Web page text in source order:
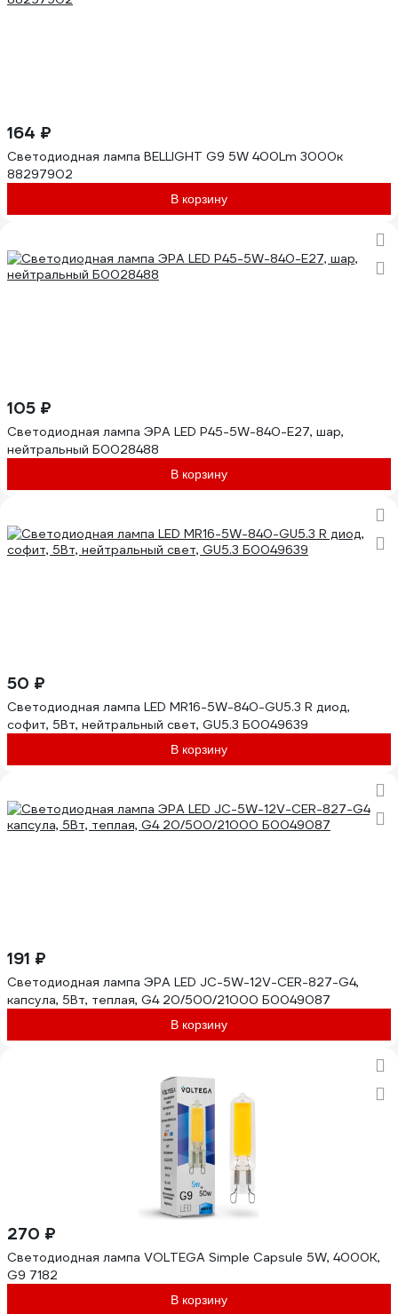
164 ₽
Светодиодная лампа BELLIGHT G9 5W 400Lm 3000к
88297902
В корзину
105 ₽
Светодиодная лампа ЭРА LED P45-5W-840-E27, шар,
нейтральный Б0028488
В корзину
50 ₽
Светодиодная лампа LED MR16-5W-840-GU5.3 R диод,
софит, 5Вт, нейтральный свет, GU5.3 Б0049639
В корзину
191 ₽
Светодиодная лампа ЭРА LED JC-5W-12V-CER-827-G4,
капсула, 5Вт, теплая, G4 20/500/21000 Б0049087
В корзину
270 ₽
Светодиодная лампа VOLTEGA Simple Capsule 5W, 4000K,
G9 7182
В корзину